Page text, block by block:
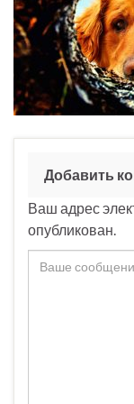
Добавить
Ваш адрес
опубликован.